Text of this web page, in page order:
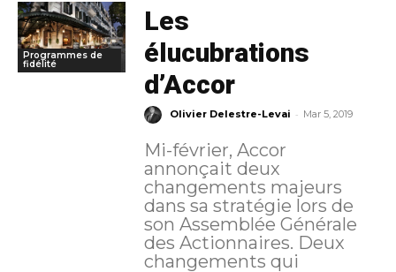
Programmes de
fidélité
Les
élucubrations
d’Accor
Olivier Delestre-Levai - Mar 5, 2019
Mi-février, Accor
annonçait deux
changements majeurs
dans sa stratégie lors de
son Assemblée Générale
des Actionnaires. Deux
changements qui